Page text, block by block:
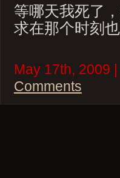
等哪天我死了
求在那个时刻
May 17th, 2009
Comments